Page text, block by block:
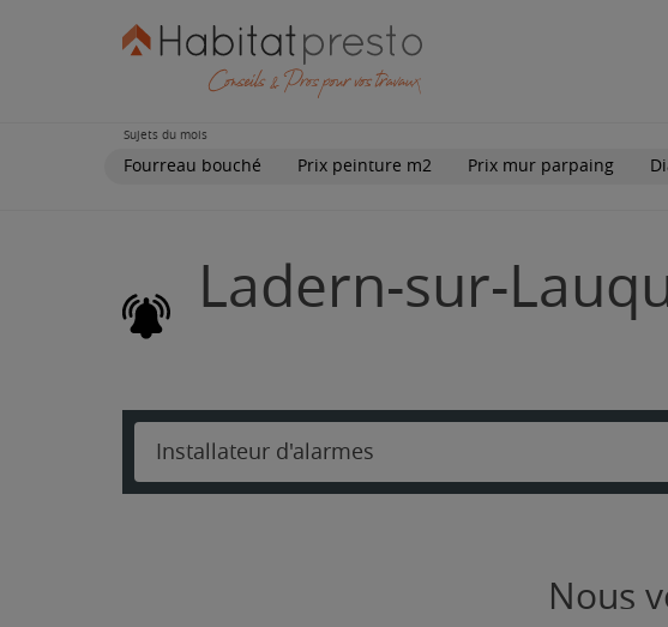
Sujets du mois
Fourreau bouché Prix peinture m2 Prix mur parpaing
Ladern-sur-
Installateur d'alarmes
Nous